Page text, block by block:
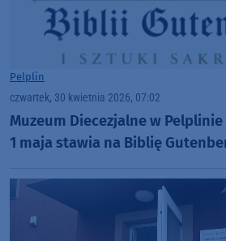
Pelplin
czwartek, 30 kwietnia 2026, 07:02
Muzeum Diecezjalne w Pelplinie
1 maja stawia na Biblię